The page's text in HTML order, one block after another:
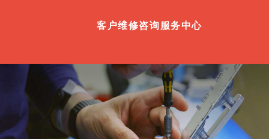
客户维修咨询服务中心